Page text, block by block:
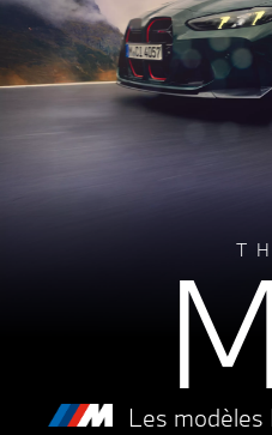
Les modèles